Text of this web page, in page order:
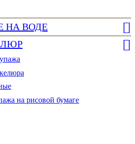
НА ВОДЕ
на рисовой бумаге